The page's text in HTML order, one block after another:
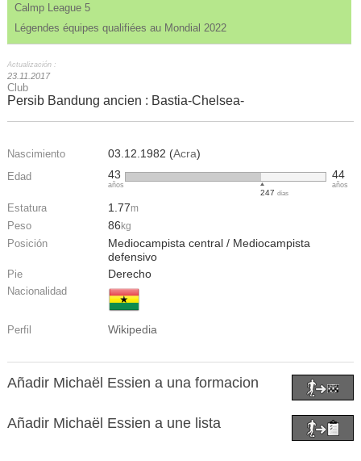
Calmp League 5
Légendes équipes qualifiées au Mondial 2022
Actualización :
23.11.2017
Club
Persib Bandung ancien : Bastia-Chelsea-
Nascimiento 03.12.1982 (Acra)
Edad 43
años
247días
44
años
Estatura 1.77m
Peso 86 kg
Posición
Mediocampista central / Mediocampista
defensivo
Pie Derecho
Nacionalidad
Perfil Wikipedia
Añadir Michaël Essien a una formacion
Añadir Michaël Essien a une lista